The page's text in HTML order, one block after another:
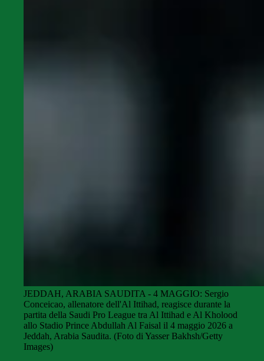
JEDDAH, ARABIA SAUDITA - 4 MAGGIO: Sergio
Conceicao, allenatore dell'Al Ittihad, reagisce durante la
partita della Saudi Pro League tra Al Ittihad e Al Kholood
allo Stadio Prince Abdullah Al Faisal il 4 maggio 2026 a
Jeddah, Arabia Saudita. (Foto di Yasser Bakhsh/Getty
Images)